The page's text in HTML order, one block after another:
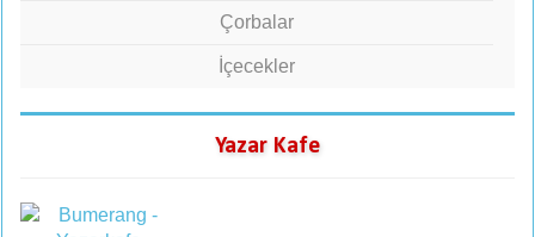
Çorbalar
İçecekler
Yazar Kafe